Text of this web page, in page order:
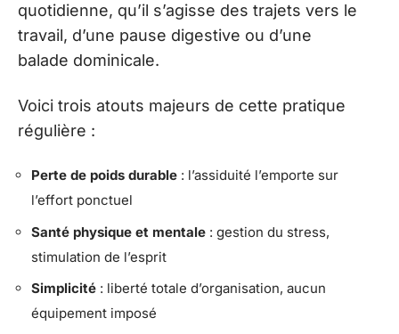
quotidienne, qu’il s’agisse des trajets vers le
travail, d’une pause digestive ou d’une
balade dominicale.
Voici trois atouts majeurs de cette pratique
régulière :
Perte de poids durable : l’assiduité l’emporte sur
l’effort ponctuel
Santé physique et mentale : gestion du stress,
stimulation de l’esprit
Simplicité : liberté totale d’organisation, aucun
équipement imposé